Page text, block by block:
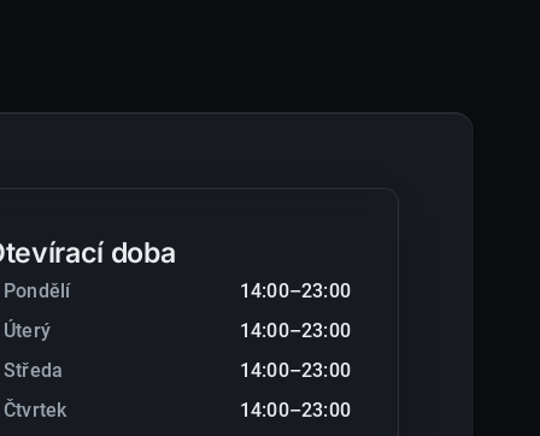
doba
Pondělí
14:00–23:00
Úterý
14:00–23:00
Středa
14:00–23:00
Čtvrtek
14:00–23:00